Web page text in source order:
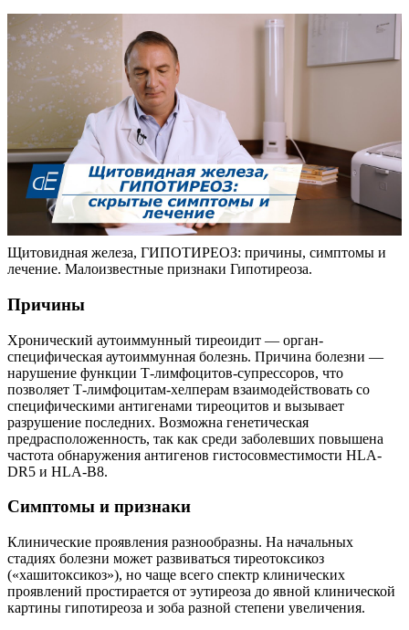
Щитовидная железа, ГИПОТИРЕОЗ: причины, симптомы и
лечение. Малоизвестные признаки Гипотиреоза.
Причины
Хронический аутоиммунный тиреоидит — орган-
специфическая аутоиммунная болезнь. Причина болезни —
нарушение функции Т-лимфоцитов-супрессоров, что
позволяет Т-лимфоцитам-хелперам взаимодействовать со
специфическими антигенами тиреоцитов и вызывает
разрушение последних. Возможна генетическая
предрасположенность, так как среди заболевших повышена
частота обнаружения антигенов гистосовместимости HLA-
DR5 и HLA-B8.
Симптомы и признаки
Клинические проявления разнообразны. На начальных
стадиях болезни может развиваться тиреотоксикоз
(«хашитоксикоз»), но чаще всего спектр клинических
проявлений простирается от эутиреоза до явной клинической
картины гипотиреоза и зоба разной степени увеличения.